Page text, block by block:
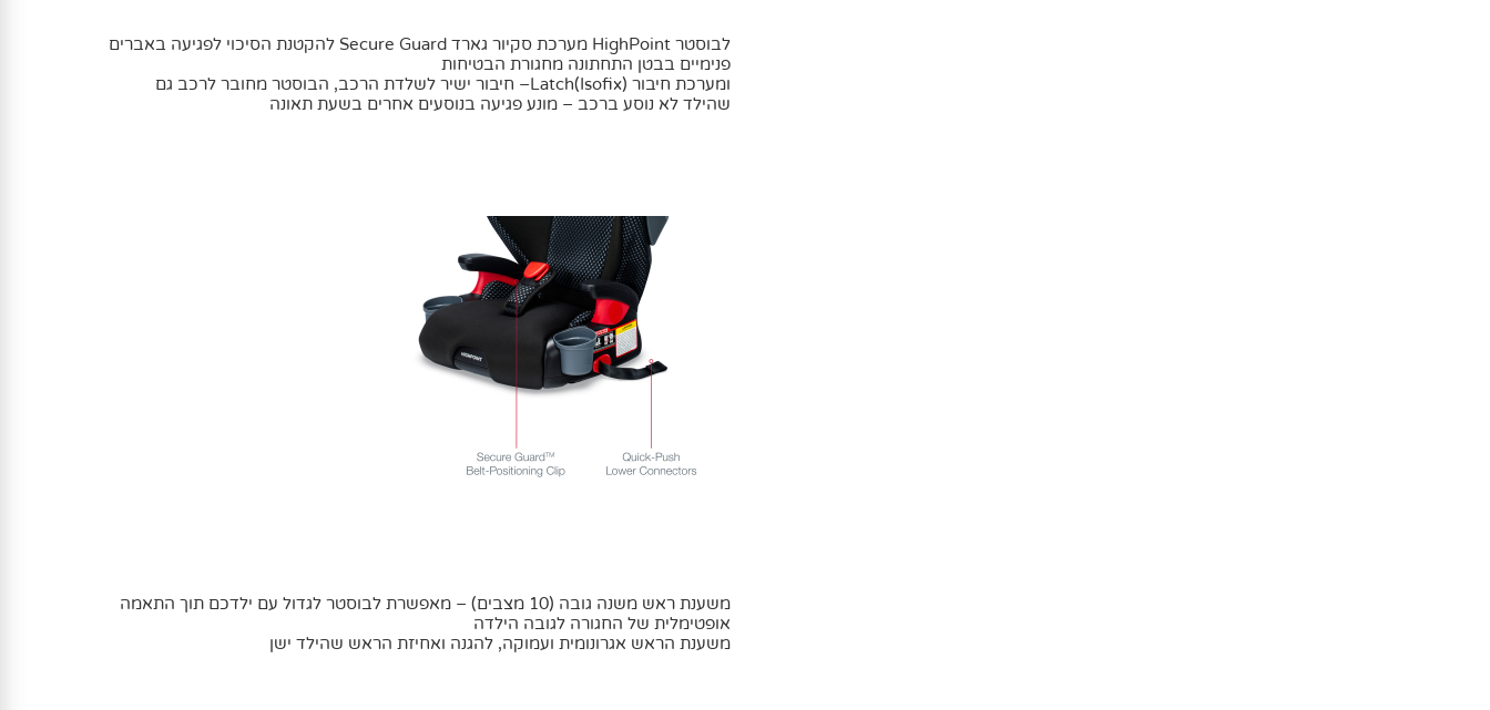
לבוסטר HighPoint מערכת סקיור גארד Secure Guard להקטנת הסיכוי לפגיעה באברים
פנימיים בבטן התחתונה מחגורת הבטיחות
ומערכת חיבור Latch(Isofix)– חיבור ישיר לשלדת הרכב, הבוסטר מחובר לרכב גם
שהילד לא נוסע ברכב – מונע פגיעה בנוסעים אחרים בשעת תאונה
משענת ראש משנה גובה (10 מצבים) – מאפשרת לבוסטר לגדול עם ילדכם תוך התאמה
אופטימלית של החגורה לגובה הילדה
משענת הראש אגרונומית ועמוקה, להגנה ואחיזת הראש שהילד ישן